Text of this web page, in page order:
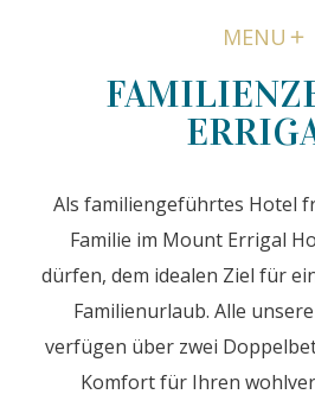
MENU
Als familiengeführtes Hotel
Familie im Mount Errigal
dürfen, dem idealen Ziel für
Familienurlaub. Alle
verfügen über zwei
Komfort für Ihren